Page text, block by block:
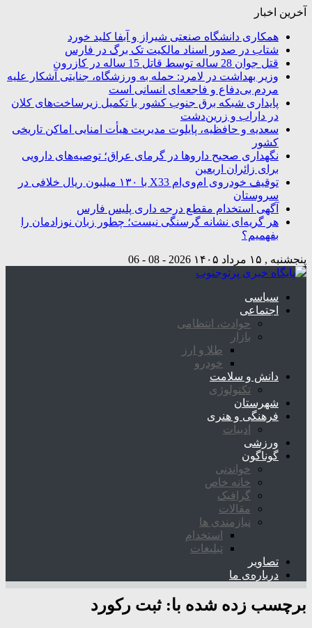
آخرین اخبار
همکاری دانشگاه صنعتی شیراز و آبفا کلید خورد
شتاب در صدور اسناد مالکیت تک برگ در فارس
قتل جوان 28 ساله توسط قاتل 15 ساله در کازرون
وزیر بهداشت در لامرد: حمله به ورزشگاه، جنایتی آشکار علیه
مردم بی‌دفاع و فاجعه‌ای انسانی است
پایداری شبکه برق جنوب کشور با تکمیل زیرساخت‌های کلان
در داراب و زرین‌دشت
سعدیه و حافظیه، پایلوت مدیریت هیأت امنایی اماکن تاریخی
کشور
نگهداری صحیح داروها در گرمای عراق؛ توصیه‌های دارویی
برای زائران اربعین
توقیف خودروی ام‌وی‌ام X33 با ۱۳۰ میلیون ریال خلافی در
سروستان
آگهی استخدام مقطع درجه داری پلیس فارس
هر گریه‌ای نشانه گرسنگی نیست؛ چطور زبان نوزادمان را
بفهمیم؟
پنجشنبه , ۱۵ مرداد ۱۴۰۵ 2026 - 08 - 06
سیاسی
اجتماعی
حوادث، انتظامی
بازار
طلا و ارز
خودرو
دانش و سلامت
تکنولوژی
شهرستان
فرهنگی و هنری
ادبیات
ورزشی
گوناگون
خواندنی
خانه خاص
گرافیک
مقالات
نیازمندی ها
استخدام
تبلیغات
تصاویر
درباره‌ی ما
برچسب زده شده با: ثبت رکورد